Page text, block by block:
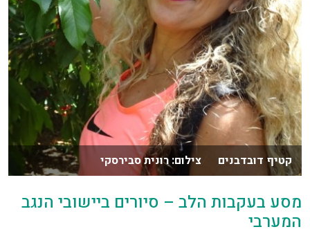
קטיף דובדבנים צילום: רונית סבירסקי
מסע בעקבות הלב – סיורים ביישובי הנגב
המערבי